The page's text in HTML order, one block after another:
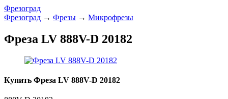
Фрезоград
Фрезоград → Фрезы → Микрофрезы
Фреза LV 888V-D 20182
Купить Фреза LV 888V-D 20182